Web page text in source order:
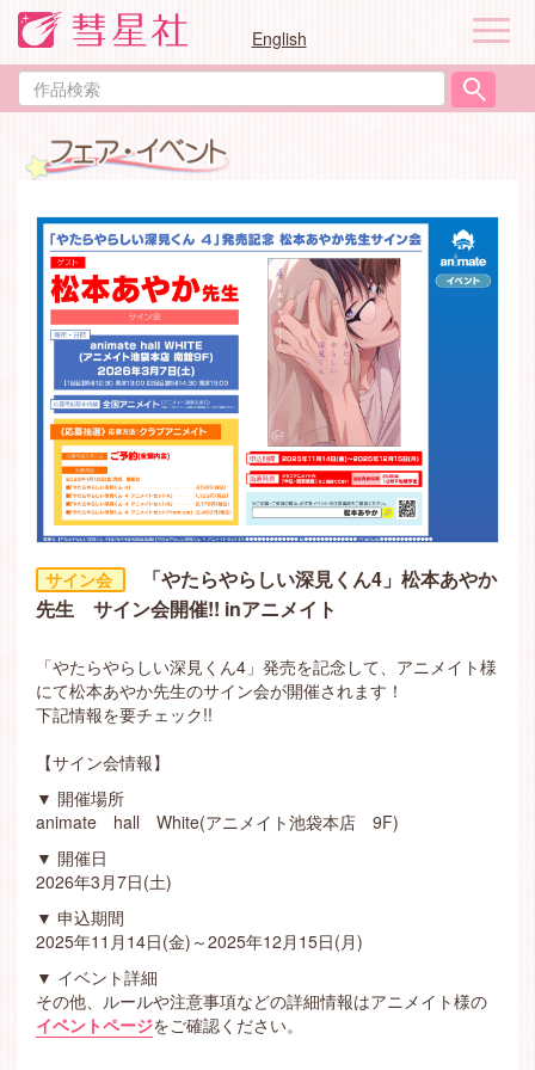
English
作
品
ナ
ゲ
ー
「やたらやらしい深見くん4」松本あやか
先生 サイン会開催!! inアニメイト
「やたらやらしい深見くん4」発売を記念して、アニメイト様
にて松本あやか先生のサイン会が開催されます！
下記情報を要チェック!!
【サイン会情報】
▼ 開催場所
animate hall White(アニメイト池袋本店 9F)
▼ 開催日
2026年3月7日(土)
▼ 申込期間
2025年11月14日(金)～2025年12月15日(月)
▼ イベント詳細
その他、ルールや注意事項などの詳細情報はアニメイト様の
イベントページをご確認ください。